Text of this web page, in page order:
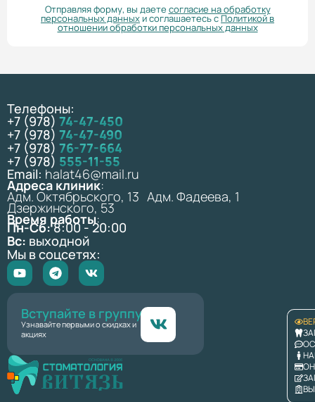
Отправляя форму, вы даете согласие на обработку
персональных данных и соглашаетесь с Политикой в
отношении обработки персональных данных
Телефоны:
+7 (978) 74-47-450
+7 (978) 74-47-490
+7 (978) 76-77-664
+7 (978) 555-11-55
Email: halat46@mail.ru
Адреса клиник:
Адм. Октябрьского, 13 Адм. Фадеева, 1
Дзержинского, 53
Время работы:
Пн-Сб:8:00 - 20:00
Вс: выходной
Мы в соцсетях:
Вступайте в группу
Узнавайте первыми о скидках и
акциях